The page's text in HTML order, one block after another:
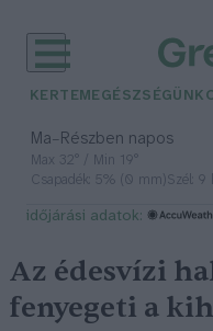
KERTEM EGÉSZSÉGÜNK
Ma– Részben napos
Max 32° / Min 19°
Csapadék: 5% (0 mm)Szél: 9
időjárási adatok:
Az édesvízi
fenyegeti a